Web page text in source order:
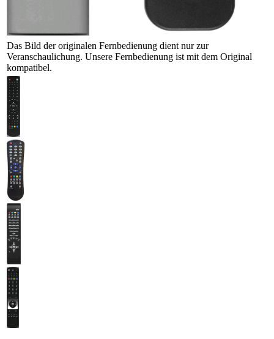
Das Bild der originalen Fernbedienung dient nur zur
Veranschaulichung. Unsere Fernbedienung ist mit dem Original
kompatibel.